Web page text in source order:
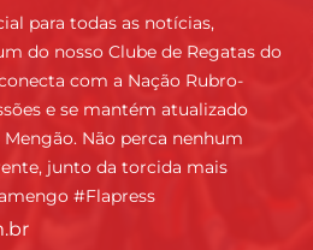
para todas as notícias,
do nosso Clube de Regatas do
com a Nação Rubro-
e se mantém atualizado
Não perca nenhum
junto da torcida mais
#Flapress